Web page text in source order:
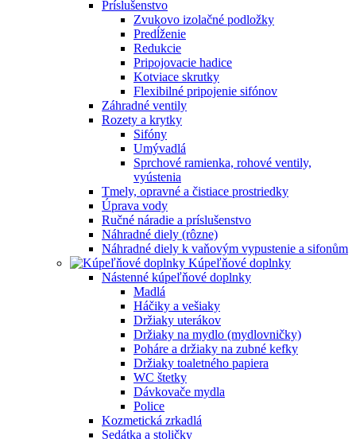
Príslušenstvo
Zvukovo izolačné podložky
Predĺženie
Redukcie
Pripojovacie hadice
Kotviace skrutky
Flexibilné pripojenie sifónov
Záhradné ventily
Rozety a krytky
Sifóny
Umývadlá
Sprchové ramienka, rohové ventily,
vyústenia
Tmely, opravné a čistiace prostriedky
Úprava vody
Ručné náradie a príslušenstvo
Náhradné diely (rôzne)
Náhradné diely k vaňovým vypustenie a sifonům
Kúpeľňové doplnky
Nástenné kúpeľňové doplnky
Madlá
Háčiky a vešiaky
Držiaky uterákov
Držiaky na mydlo (mydlovničky)
Poháre a držiaky na zubné kefky
Držiaky toaletného papiera
WC štetky
Dávkovače mydla
Police
Kozmetická zrkadlá
Sedátka a stoličky